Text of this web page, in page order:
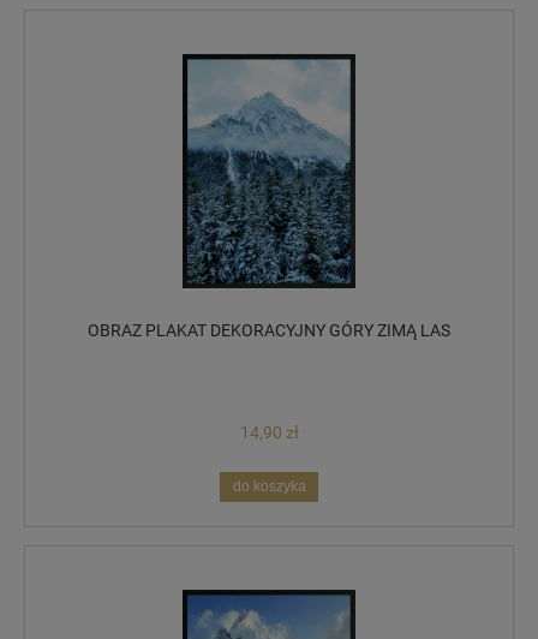
OBRAZ PLAKAT DEKORACYJNY GÓRY ZIMĄ LAS
14,90 zł
do koszyka